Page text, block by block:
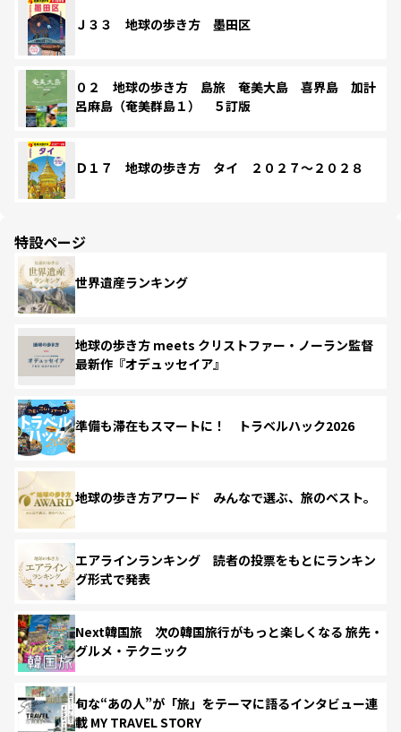
Ｊ３３ 地球の歩き方 墨田区
０２ 地球の歩き方 島旅 奄美大島 喜界島 加計
呂麻島（奄美群島１） ５訂版
Ｄ１７ 地球の歩き方 タイ ２０２７～２０２８
特設ページ
世界遺産ランキング
地球の歩き方 meets クリストファー・ノーラン監督
最新作『オデュッセイア』
準備も滞在もスマートに！ トラベルハック2026
地球の歩き方アワード みんなで選ぶ、旅のベスト。
エアラインランキング 読者の投票をもとにランキン
グ形式で発表
Next韓国旅 次の韓国旅行がもっと楽しくなる 旅先・
グルメ・テクニック
旬な“あの人”が「旅」をテーマに語るインタビュー連
載 MY TRAVEL STORY